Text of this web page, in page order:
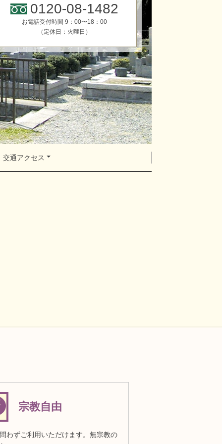
0120-08-1482
お電話受付時間 9：00〜18：00
（定休日：火曜日）
交通アクセス
宗教自由
わずご利用いただけます。無宗教の